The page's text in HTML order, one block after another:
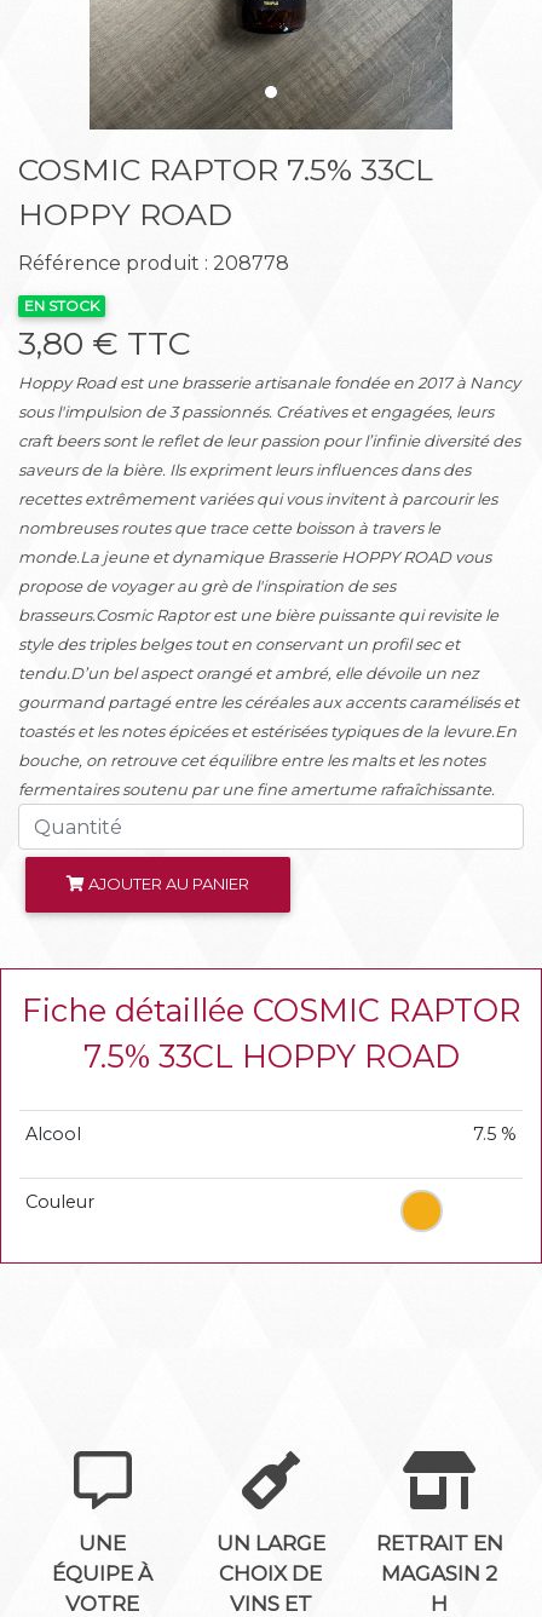
COSMIC RAPTOR 7.5% 33CL
HOPPY ROAD
Référence produit : 208778
EN STOCK
3,80 € TTC
Hoppy Road est une brasserie artisanale fondée en 2017 à Nancy
sous l'impulsion de 3 passionnés. Créatives et engagées, leurs
craft beers sont le reflet de leur passion pour l’infinie diversité des
saveurs de la bière. Ils expriment leurs influences dans des
recettes extrêmement variées qui vous invitent à parcourir les
nombreuses routes que trace cette boisson à travers le
monde.La jeune et dynamique Brasserie HOPPY ROAD vous
propose de voyager au grè de l'inspiration de ses
brasseurs.Cosmic Raptor est une bière puissante qui revisite le
style des triples belges tout en conservant un profil sec et
tendu.D’un bel aspect orangé et ambré, elle dévoile un nez
gourmand partagé entre les céréales aux accents caramélisés et
toastés et les notes épicées et estérisées typiques de la levure.En
bouche, on retrouve cet équilibre entre les malts et les notes
fermentaires soutenu par une fine amertume rafraîchissante.
AJOUTER AU PANIER
Fiche détaillée COSMIC RAPTOR
7.5% 33CL HOPPY ROAD
Alcool 7.5 %
Couleur
UNE
ÉQUIPE À
VOTRE
UN LARGE
CHOIX DE
VINS ET
RETRAIT EN
MAGASIN 2
H